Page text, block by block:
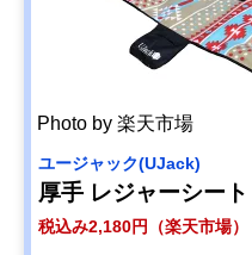
Photo by 楽天市場
ユージャック(UJack)
厚手 レジャーシート
税込み2,180円（楽天市場）